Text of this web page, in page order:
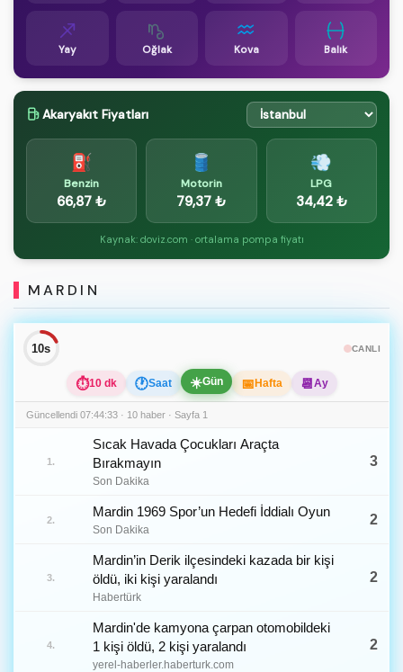
Yay Oğlak Kova Balık
Akaryakıt Fiyatları
⛽
Benzin
66,87 ₺
🛢️
Motorin
79,37 ₺
💨
LPG
34,42 ₺
Kaynak: doviz.com · ortalama pompa fiyatı
MARDIN
10s
⏱10 dk 🕐Saat ☀️Gün 📅 Hafta 📆 Ay
CANLI
Güncellendi 07:44:33 · 10 haber · Sayfa 1
1.
Sıcak Havada Çocukları Araçta
Bırakmayın
Son Dakika
3
2.
Mardin 1969 Spor’un Hedefi İddialı Oyun
Son Dakika
2
3.
Mardin’in Derik ilçesindeki kazada bir kişi
öldü, iki kişi yaralandı
Habertürk
2
4.
Mardin'de kamyona çarpan otomobildeki
1 kişi öldü, 2 kişi yaralandı
yerel-haberler.haberturk.com
2